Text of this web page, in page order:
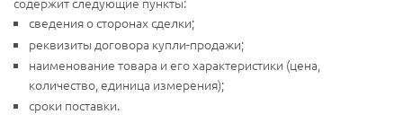
сведения о сторонах сделки;
реквизиты договора купли-продажи;
наименование товара и его характеристики (цена,
количество, единица измерения);
сроки поставки.